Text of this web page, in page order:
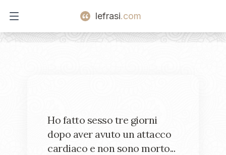
Open main menu
lefrasi.com
Ho fatto sesso tre giorni
dopo aver avuto un attacco
cardiaco e non sono morto...